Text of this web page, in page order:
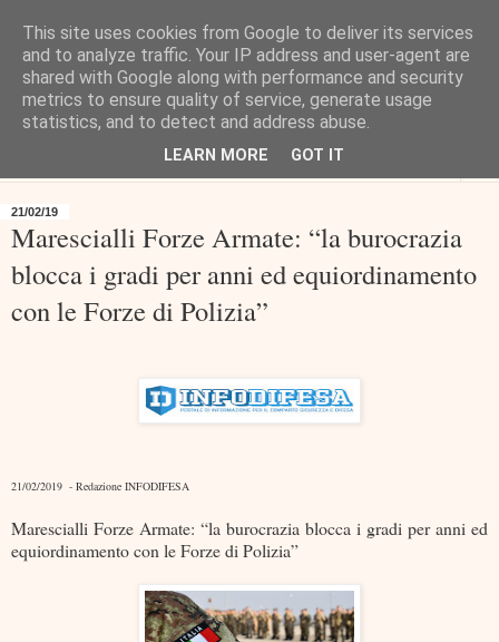
21/02/19
Marescialli Forze Armate: “la burocrazia
blocca i gradi per anni ed equiordinamento
con le Forze di Polizia”
21/02/2019 - Redazione INFODIFESA
Marescialli Forze Armate: “la burocrazia blocca i gradi per anni ed
equiordinamento con le Forze di Polizia”
This site uses cookies from Google to deliver its services
and to analyze traffic. Your IP address and user-agent are
shared with Google along with performance and security
metrics to ensure quality of service, generate usage
statistics, and to detect and address abuse.
LEARN MORE GOT IT